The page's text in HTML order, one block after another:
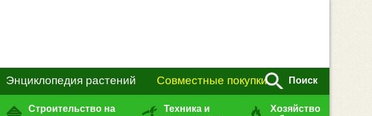
Энциклопедия растений Совместные покупки Поиск
Строительство на
Техника и
Хозяйство